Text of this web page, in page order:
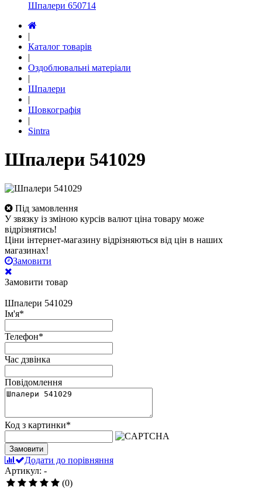
Шпалери 650714
|
Каталог товарів
|
Оздоблювальні матеріали
|
Шпалери
|
Шовкографія
|
Sintra
Шпалери 541029
Під замовлення
У звязку із зміною курсів валют ціна товару може
відрізнятись!
Ціни інтернет-магазину відрізняються від цін в наших
магазинах!
Замовити
Замовити товар
Шпалери 541029
Ім'я*
Телефон*
Час дзвінка
Повідомлення
Код з картинки*
Замовити
Додати до порівняння
Артикул: -
(0)